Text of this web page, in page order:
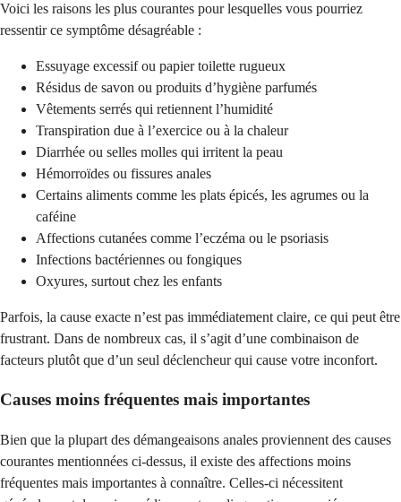
Voici les raisons les plus courantes pour lesquelles vous pourriez
ressentir ce symptôme désagréable :
Essuyage excessif ou papier toilette rugueux
Résidus de savon ou produits d’hygiène parfumés
Vêtements serrés qui retiennent l’humidité
Transpiration due à l’exercice ou à la chaleur
Diarrhée ou selles molles qui irritent la peau
Hémorroïdes ou fissures anales
Certains aliments comme les plats épicés, les agrumes ou la
caféine
Affections cutanées comme l’eczéma ou le psoriasis
Infections bactériennes ou fongiques
Oxyures, surtout chez les enfants
Parfois, la cause exacte n’est pas immédiatement claire, ce qui peut être
frustrant. Dans de nombreux cas, il s’agit d’une combinaison de
facteurs plutôt que d’un seul déclencheur qui cause votre inconfort.
Causes moins fréquentes mais importantes
Bien que la plupart des démangeaisons anales proviennent des causes
courantes mentionnées ci-dessus, il existe des affections moins
fréquentes mais importantes à connaître. Celles-ci nécessitent